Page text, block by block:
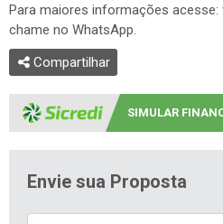
Para maiores informações acesse:
chame no WhatsApp.
Compartilhar
SIMULAR
Envie sua Proposta